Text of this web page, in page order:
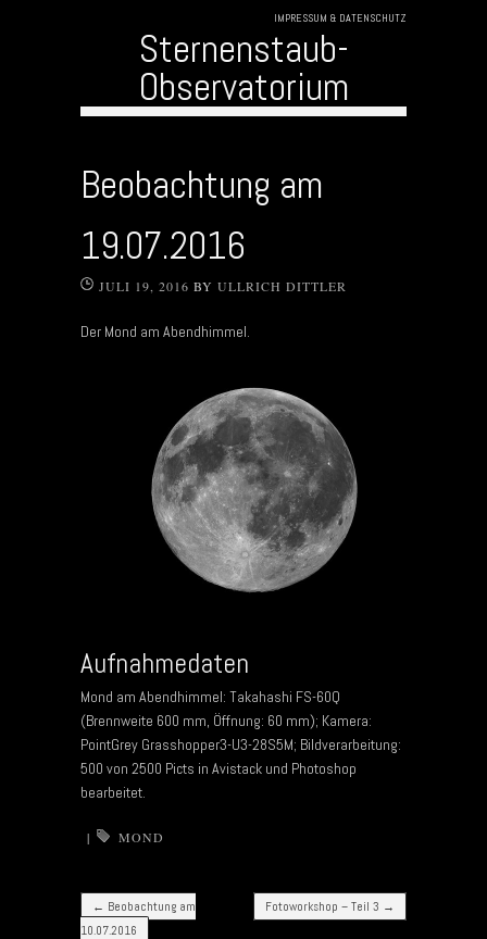
IMPRESSUM & DATENSCHUTZ
Sternenstaub-
Observatorium
Beobachtung am
19.07.2016
JULI 19, 2016 BY ULLRICH DITTLER
Der Mond am Abendhimmel.
Aufnahmedaten
Mond am Abendhimmel: Takahashi FS-60Q
(Brennweite 600 mm, Öffnung: 60 mm); Kamera:
PointGrey Grasshopper3-U3-28S5M; Bildverarbeitung:
500 von 2500 Picts in Avistack und Photoshop
bearbeitet.
| MOND
Post navigation
← Beobachtung am
10.07.2016
Fotoworkshop – Teil 3 →